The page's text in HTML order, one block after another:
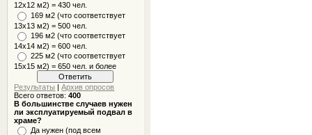
12х12 м2) = 430 чел.
169 м2 (что соответствует
13х13 м2) = 500 чел.
196 м2 (что соответствует
14х14 м2) = 600 чел.
225 м2 (что соответствует
15х15 м2) = 650 чел. и более
Результаты |Архив опросов
Всего ответов:400
В большинстве случаев нужен
ли эксплуатируемый подвал в
храме?
Да нужен (под всем